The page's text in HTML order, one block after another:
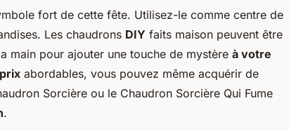
fort de cette fête. Utilisez-le comme centre de
Les chaudrons DIY faits maison peuvent être
main pour ajouter une touche de mystère à votre
prix abordables, vous pouvez même acquérir de
Sorcière ou le Chaudron Sorcière Qui Fume
.